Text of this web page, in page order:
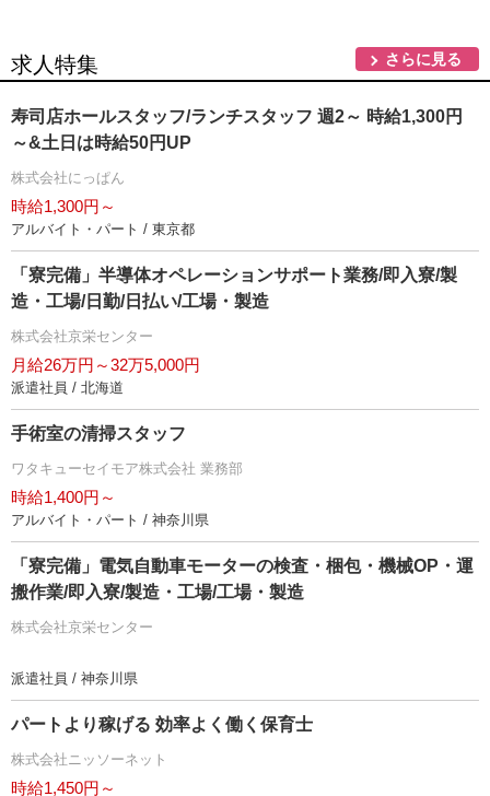
求人特集 さらに見る
寿司店ホールスタッフ/ランチスタッフ 週2～ 時給1,300円
～&土日は時給50円UP
株式会社にっぱん
時給1,300円～
アルバイト・パート / 東京都
「寮完備」半導体オペレーションサポート業務/即入寮/製
造・工場/日勤/日払い/工場・製造
株式会社京栄センター
月給26万円～32万5,000円
派遣社員 / 北海道
手術室の清掃スタッフ
ワタキューセイモア株式会社 業務部
時給1,400円～
アルバイト・パート / 神奈川県
「寮完備」電気自動車モーターの検査・梱包・機械OP・運
搬作業/即入寮/製造・工場/工場・製造
株式会社京栄センター
派遣社員 / 神奈川県
パートより稼げる 効率よく働く保育士
株式会社ニッソーネット
時給1,450円～